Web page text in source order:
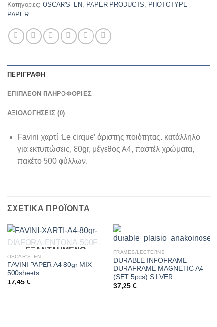
Κατηγορίες: OSCAR'S_EN PAPER PRODUCTS
PHOTOTYPE
PAPER
ΠΕΡΙΓΡΑΦΉ
ΕΠΙΠΛΈΟΝ ΠΛΗΡΟΦΟΡΊΕΣ
ΑΞΙΟΛΟΓΉΣΕΙΣ (0)
Favini χαρτί ‘Le cirque’ άριστης ποιότητας, κατάλληλο
για εκτυπώσεις, 80gr, μέγεθος Α4, παστέλ χρώματα,
πακέτο 500 φύλλων.
ΣΧΕΤΙΚΆ ΠΡΟΪΌΝΤΑ
ΕΞΑΝΤΛΗΜΈΝΟ
OSCAR'S_EN
FAVINI PAPER A4 80gr MIX
500sheets
17,45 €
FRAMES/LECTERNS
DURABLE INFOFRAME
DURAFRAME MAGNETIC A4
(SET 5pcs) SILVER
37,25 €